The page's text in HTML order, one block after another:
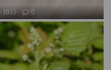
1815 0